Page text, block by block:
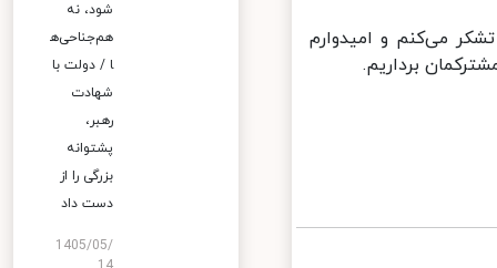
می‌کنم و امیدوارم
برداریم.
شود، نه
هم‌جناحی‌ه
ا / دولت با
شهادت
رهبر،
پشتوانه
بزرگی را از
دست داد
1405/05/